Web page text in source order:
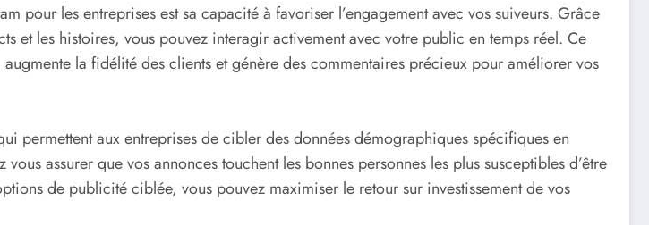
pour les entreprises est sa capacité à favoriser l’engagement avec vos suiveurs. Grâce
et les histoires, vous pouvez interagir activement avec votre public en temps réel. Ce
la fidélité des clients et génère des commentaires précieux pour améliorer vos
aux entreprises de cibler des données démographiques spécifiques en
assurer que vos annonces touchent les bonnes personnes les plus susceptibles d’être
de publicité ciblée, vous pouvez maximiser le retour sur investissement de vos